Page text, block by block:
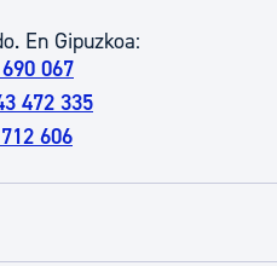
En Gipuzkoa:
067
472 335
606